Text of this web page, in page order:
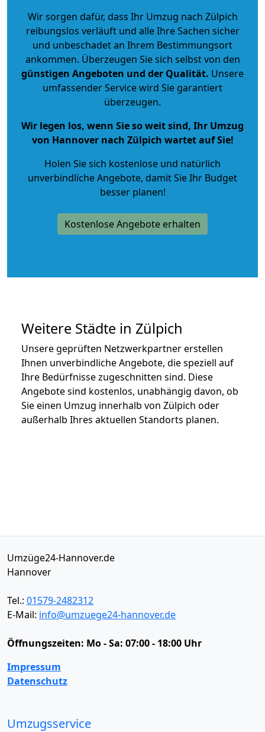
Wir sorgen dafür, dass Ihr Umzug nach Zülpich
reibungslos verläuft und alle Ihre Sachen sicher
und unbeschadet an Ihrem Bestimmungsort
ankommen. Überzeugen Sie sich selbst von den
günstigen Angeboten und der Qualität. Unsere
umfassender Service wird Sie garantiert
überzeugen.
Wir legen los, wenn Sie so weit sind, Ihr Umzug
von Hannover nach Zülpich wartet auf Sie!
Holen Sie sich kostenlose und natürlich
unverbindliche Angebote, damit Sie Ihr Budget
besser planen!
Kostenlose Angebote erhalten
Weitere Städte in Zülpich
Unsere geprüften Netzwerkpartner erstellen
Ihnen unverbindliche Angebote, die speziell auf
Ihre Bedürfnisse zugeschnitten sind. Diese
Angebote sind kostenlos, unabhängig davon, ob
Sie einen Umzug innerhalb von Zülpich oder
außerhalb Ihres aktuellen Standorts planen.
Umzüge24-Hannover.de
Hannover
Tel.: 01579-2482312
E-Mail: info@umzuege24-hannover.de
Öffnungszeiten: Mo - Sa: 07:00 - 18:00 Uhr
Impressum
Datenschutz
Umzugsservice